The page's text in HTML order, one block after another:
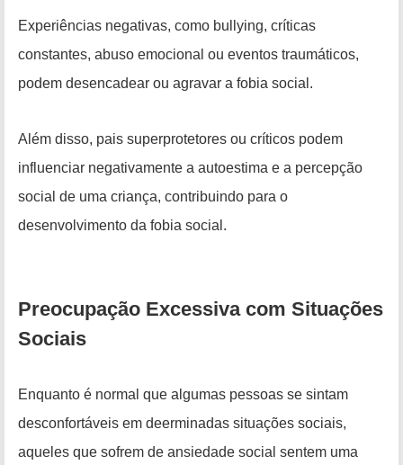
Experiências negativas, como bullying, críticas
constantes, abuso emocional ou eventos traumáticos,
podem desencadear ou agravar a fobia social.
Além disso, pais superprotetores ou críticos podem
influenciar negativamente a autoestima e a percepção
social de uma criança, contribuindo para o
desenvolvimento da fobia social.
Preocupação Excessiva com Situações
Sociais
Enquanto é normal que algumas pessoas se sintam
desconfortáveis em deerminadas situações sociais,
aqueles que sofrem de ansiedade social sentem uma